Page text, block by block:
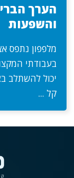
הערך
והשפעות
מלפפון נתפס
בעבודתי
יכול להשתלב
קל ...